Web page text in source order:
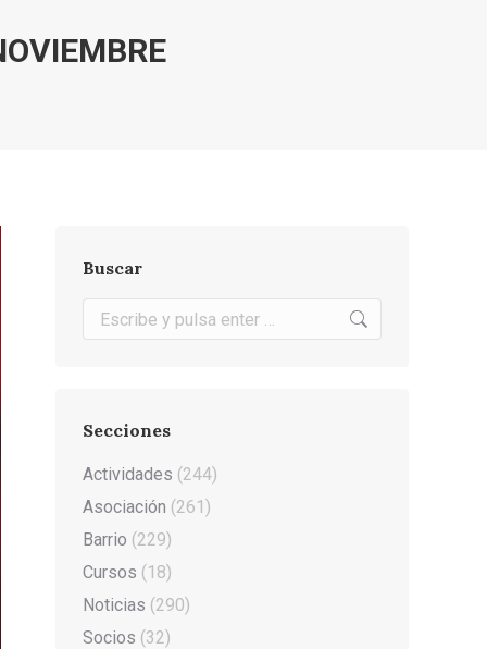
Buscar
Buscar:
Secciones
Actividades (244)
Asociación (261)
Barrio (229)
Cursos (18)
Noticias (290)
Socios (32)